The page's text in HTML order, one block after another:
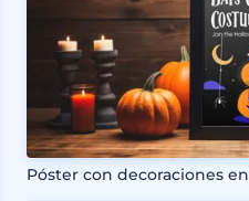
Póster con decoraciones